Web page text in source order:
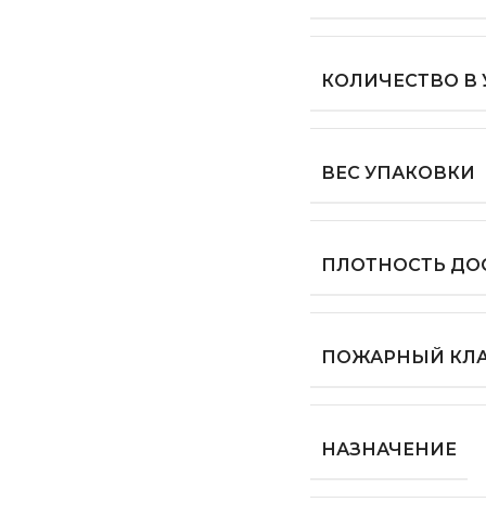
КОЛИЧЕСТВО В
ВЕС УПАКОВКИ
ПЛОТНОСТЬ
ПОЖАРНЫЙ
НАЗНАЧЕНИЕ